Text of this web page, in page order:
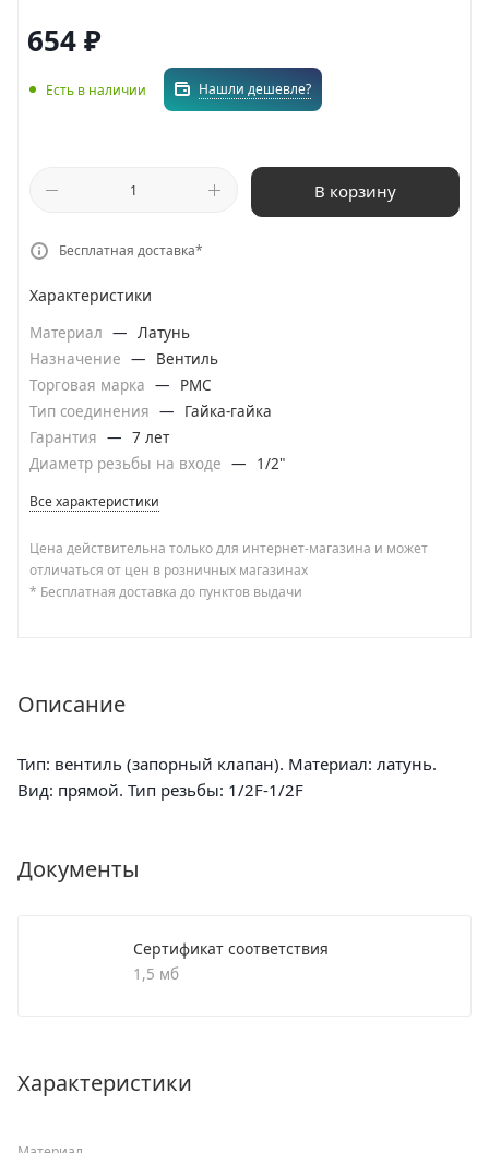
654₽
Есть в наличии Нашли дешевле?
В корзину
Бесплатная доставка*
Характеристики
Материал — Латунь
Назначение —
Вентиль
Торговая марка —
РМС
Тип соединения —
Гайка-гайка
Гарантия — 7 лет
Диаметр резьбы на входе — 1/2"
Все характеристики
Цена действительна только для интернет-магазина и может
отличаться от цен в розничных магазинах
* Бесплатная доставка до пунктов выдачи
Описание
Тип: вентиль (запорный клапан). Материал: латунь.
Вид: прямой. Тип резьбы: 1/2F-1/2F
Документы
Сертификат соответствия
1,5 мб
Характеристики